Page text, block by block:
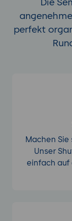
Schritt-
Tools:
Module.
Die
perfekt
Machen
Unser
einfach auf